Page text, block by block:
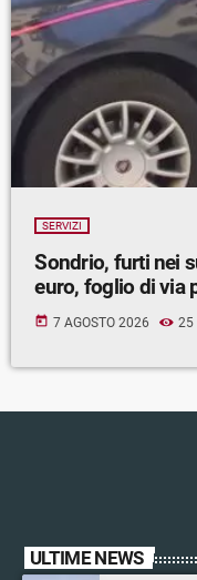
SERVIZI
Sondrio, furti nei
euro, foglio di via
today 7 AGOSTO 2026 25
ULTIME NEWS